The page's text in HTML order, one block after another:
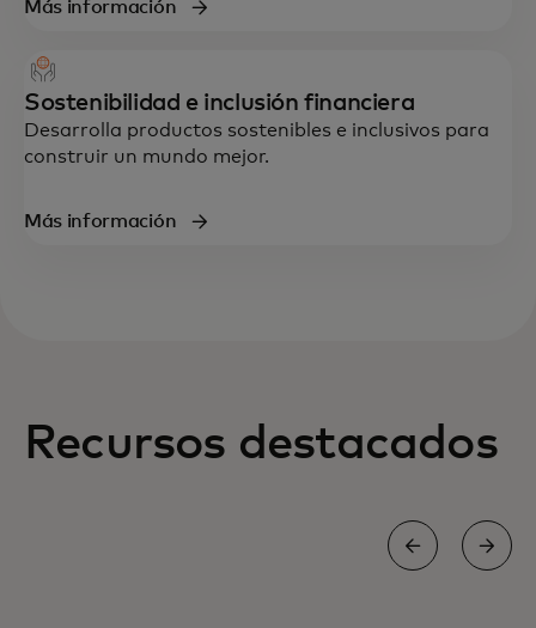
Más información
Sostenibilidad e inclusión financiera
Desarrolla productos sostenibles e inclusivos para
construir un mundo mejor.
Más información
Recursos destacados